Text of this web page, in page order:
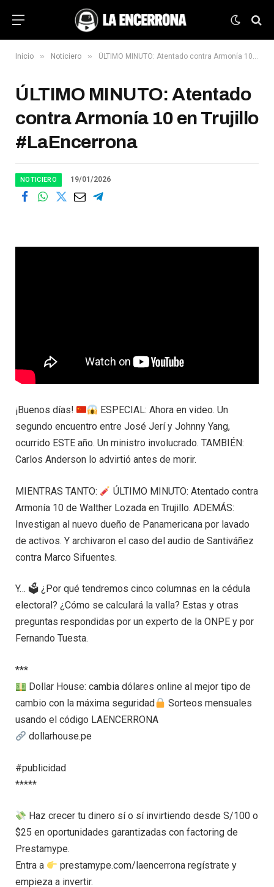
Inicio » Noticiero » ÚLTIMO MINUTO: Atentado contra Armonía 10 en Trujillo #LaEncerrona
ÚLTIMO MINUTO: Atentado
contra Armonía 10 en Trujillo
#LaEncerrona
NOTICIERO 19/01/2026
¡Buenos días!
ESPECIAL: Ahora en video. Un
segundo encuentro entre José Jerí y Johnny Yang,
ocurrido ESTE año. Un ministro involucrado. TAMBIÉN:
Carlos Anderson lo advirtió antes de morir.
MIENTRAS TANTO:
ÚLTIMO MINUTO: Atentado contra
Armonía 10 de Walther Lozada en Trujillo. ADEMÁS:
Investigan al nuevo dueño de Panamericana por lavado
de activos. Y archivaron el caso del audio de Santiváñez
contra Marco Sifuentes.
Y… 🗳 ¿Por qué tendremos cinco columnas en la cédula
electoral? ¿Cómo se calculará la valla? Estas y otras
preguntas respondidas por un experto de la ONPE y por
Fernando Tuesta.
***
Dollar House: cambia dólares online al mejor tipo de
cambio con la máxima seguridad
Sorteos mensuales
usando el código LAENCERRONA
dollarhouse.pe
#publicidad
*****
Haz crecer tu dinero sí o sí invirtiendo desde S/100 o
$25 en oportunidades garantizadas con factoring de
Prestamype.
Entra a
prestamype.com/laencerrona regístrate y
empieza a invertir.